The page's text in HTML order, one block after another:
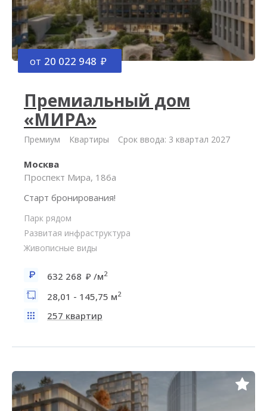
от 20 022 948
Премиальный дом
«МИРА»
Премиум Квартиры Срок ввода: 3 квартал 2027
Москва
Проспект Мира, 186а
Старт бронирования!
Парк рядом
Развитая инфраструктура
Живописные виды
632 268 /м2
28,01 - 145,75 м2
257 квартир